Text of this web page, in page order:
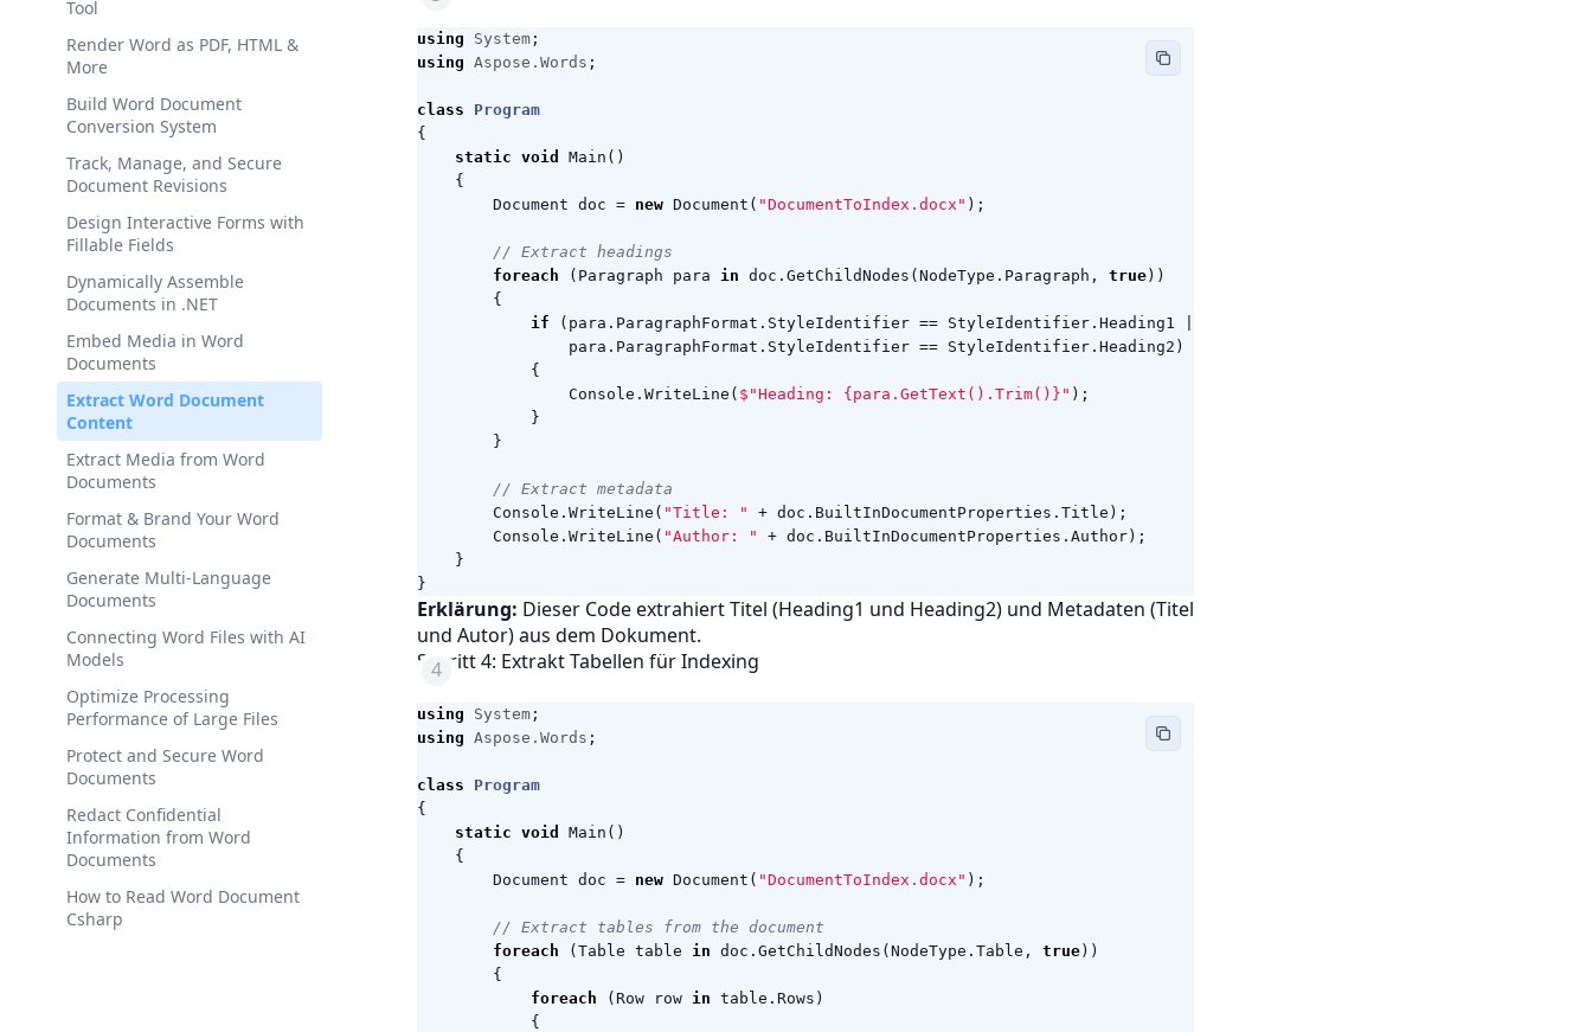
Tool
Render Word as PDF, HTML &
More
Build Word Document
Conversion System
Track, Manage, and Secure
Document Revisions
Design Interactive Forms with
Fillable Fields
Dynamically Assemble
Documents in .NET
Embed Media in Word
Documents
Extract Word Document
Content
Extract Media from Word
Documents
Format & Brand Your Word
Documents
Generate Multi-Language
Documents
Connecting Word Files with AI
Models
Optimize Processing
Performance of Large Files
Protect and Secure Word
Documents
Redact Confidential
Information from Word
Documents
How to Read Word Document
Csharp
using System ;
using Aspose.Words ;
class
Program
{
static void Main ()
{
Document doc = new Document ( "DocumentToIndex.docx" );
// Extract headings
foreach
( Paragraph para in doc . GetChildNodes ( NodeType . Paragraph , true ))
{
if
( para . ParagraphFormat . StyleIdentifier == StyleIdentifier . Heading1
para . ParagraphFormat . StyleIdentifier == StyleIdentifier . Heading2 )
{
Console . WriteLine ( $"Heading: {para.GetText().Trim()}" );
}
}
// Extract metadata
Console . WriteLine ( "Title: " + doc . BuiltInDocumentProperties . Title );
Console . WriteLine ( "Author: " + doc . BuiltInDocumentProperties . Author );
}
}
Erklärung: Dieser Code extrahiert Titel (Heading1 und Heading2) und Metadaten (Titel
und Autor) aus dem Dokument.
Schritt 4: Extrakt Tabellen für Indexing
using System ;
using Aspose.Words ;
class
Program
{
static void Main ()
{
Document doc = new Document ( "DocumentToIndex.docx" );
// Extract tables from the document
foreach
( Table table in doc . GetChildNodes ( NodeType . Table , true ))
{
foreach
( Row row in table . Rows )
{